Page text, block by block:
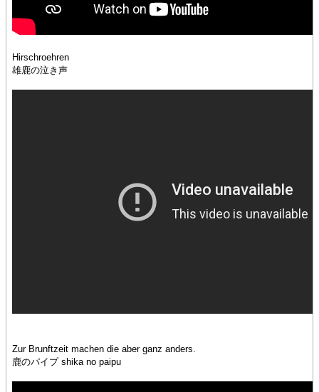
Hirschroehren
雄鹿の泣き声
Zur Brunftzeit machen die aber ganz anders.
鹿のパイプ shika no paipu